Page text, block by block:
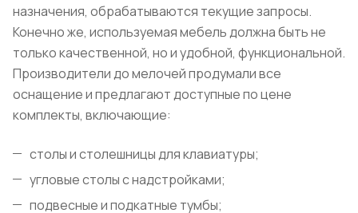
назначения, обрабатываются текущие запросы.
Конечно же, используемая мебель должна быть не
только качественной, но и удобной, функциональной.
Производители до мелочей продумали все
оснащение и предлагают доступные по цене
комплекты, включающие:
столы и столешницы для клавиатуры;
угловые столы с надстройками;
подвесные и подкатные тумбы;